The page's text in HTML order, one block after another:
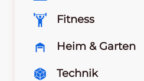
Fitness
Heim & Garten
Technik